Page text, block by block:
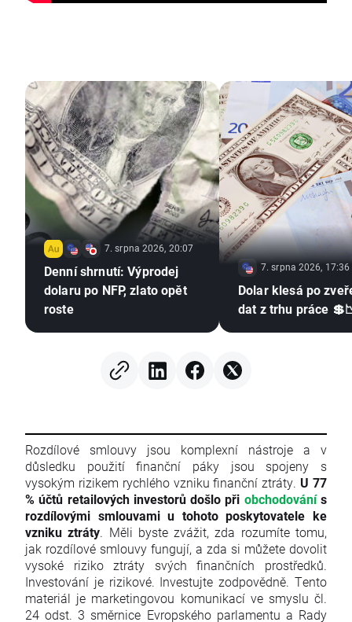
7. srpna 2026, 20:07
Denní shrnutí: Výprodej
dolaru po NFP, zlato opět
roste
7. srpna 2026, 17:36
Dolar klesá po
dat z trhu práce
Rozdílové smlouvy jsou komplexní nástroje a v
důsledku použití finanční páky jsou spojeny s
vysokým rizikem rychlého vzniku finanční ztráty. U 77
% účtů retailových investorů došlo při obchodovánís
rozdílovými smlouvami u tohoto poskytovatele ke
vzniku ztráty. Měli byste zvážit, zda rozumíte tomu,
jak rozdílové smlouvy fungují, a zda si můžete dovolit
vysoké riziko ztráty svých finančních prostředků.
Investování je rizikové. Investujte zodpovědně. Tento
materiál je marketingovou komunikací ve smyslu čl.
24 odst. 3 směrnice Evropského parlamentu a Rady